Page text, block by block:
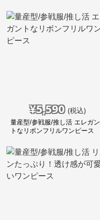
¥5,590 (税込)
量産型/参戦服/推し活 エレガン
トなリボンフリルワンピース